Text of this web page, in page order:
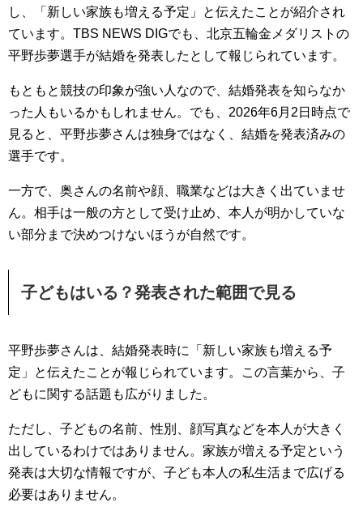
し、「新しい家族も増える予定」と伝えたことが紹介され
ています。TBS NEWS DIGでも、北京五輪金メダリストの
平野歩夢選手が結婚を発表したとして報じられています。
もともと競技の印象が強い人なので、結婚発表を知らなか
った人もいるかもしれません。でも、2026年6月2日時点で
見ると、平野歩夢さんは独身ではなく、結婚を発表済みの
選手です。
一方で、奥さんの名前や顔、職業などは大きく出ていませ
ん。相手は一般の方として受け止め、本人が明かしていな
い部分まで決めつけないほうが自然です。
子どもはいる？発表された範囲で見る
平野歩夢さんは、結婚発表時に「新しい家族も増える予
定」と伝えたことが報じられています。この言葉から、子
どもに関する話題も広がりました。
ただし、子どもの名前、性別、顔写真などを本人が大きく
出しているわけではありません。家族が増える予定という
発表は大切な情報ですが、子ども本人の私生活まで広げる
必要はありません。